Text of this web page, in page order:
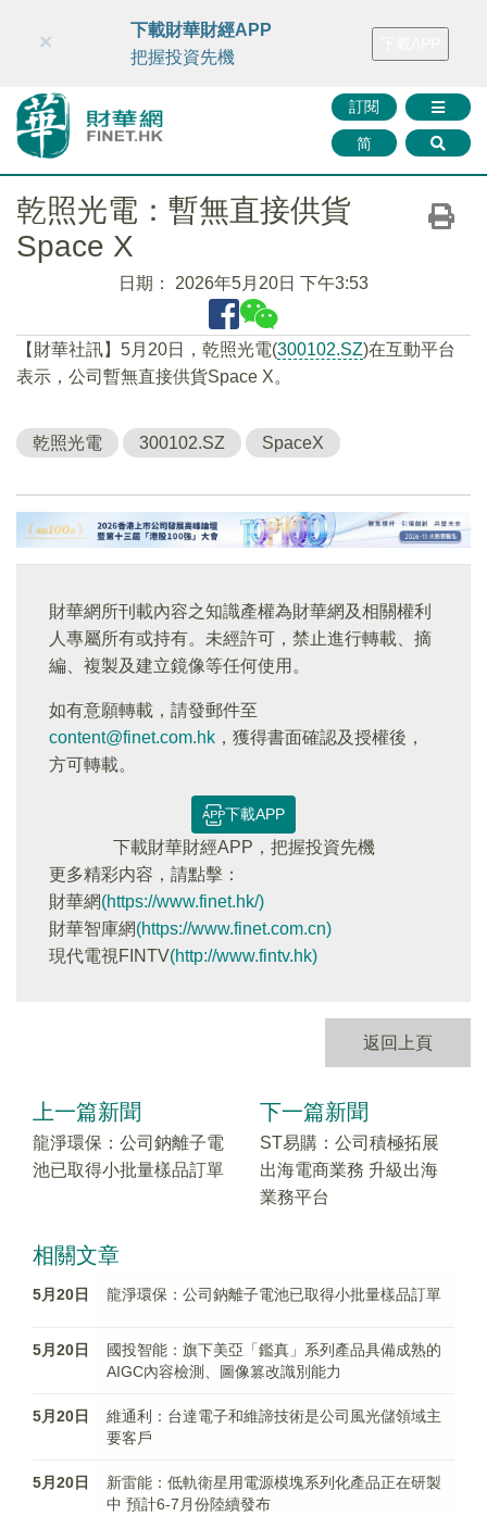
財華智庫網 FINTV FINMETA 財華證券 媒體矩陣
訂閱
简
×
下載財華財經APP
把握投資先機
乾照光電：暫無直接供貨
Space X
日期： 2026年5月20日 下午3:53
【財華社訊】5月20日，乾照光電(300102.SZ)在互動平台
表示，公司暫無直接供貨Space X。
乾照光電 300102.SZ SpaceX
財華網所刊載內容之知識產權為財華網及相關權利
人專屬所有或持有。未經許可，禁止進行轉載、摘
編、複製及建立鏡像等任何使用。
如有意願轉載，請發郵件至
content@finet.com.hk ，獲得書面確認及授權後，
方可轉載。
下載APP
下載財華財經APP，把握投資先機
更多精彩内容，請點擊：
財華網(https://www.finet.hk/)
財華智庫網(https://www.finet.com.cn)
現代電視FINTV(http://www.fintv.hk)
返回上頁
上一篇新聞
龍淨環保：公司鈉離子電
池已取得小批量樣品訂單
下一篇新聞
ST易購：公司積極拓展
出海電商業務 升級出海
業務平台
相關文章
5月20日 龍淨環保：公司鈉離子電池已取得小批量樣品訂單
5月20日
國投智能：旗下美亞「鑑真」系列產品具備成熟的
AIGC內容檢測、圖像篡改識別能力
5月20日
維通利：台達電子和維諦技術是公司風光儲領域主
要客戶
5月20日
新雷能：低軌衛星用電源模塊系列化產品正在研製
中 預計6-7月份陸續發布